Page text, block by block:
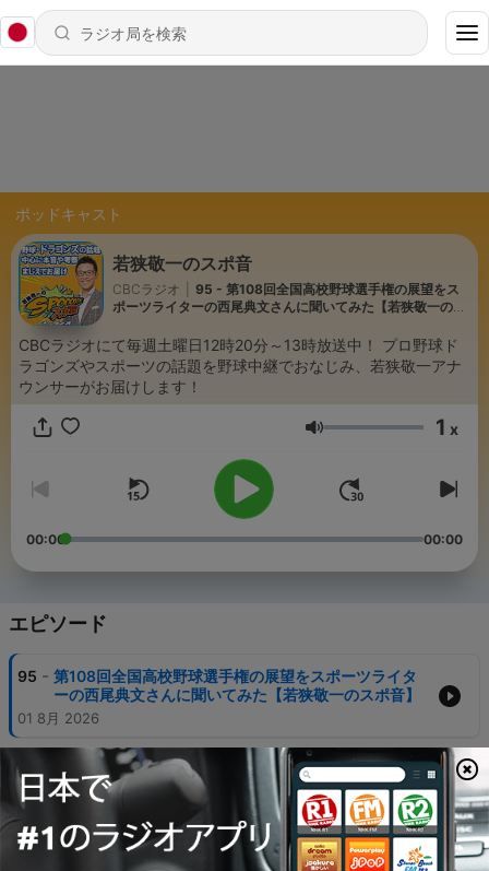
ポッドキャスト
若狭敬一のスポ音
CBCラジオ
95 - 第108回全国高校野球選手権の展望をス
ポーツライターの西尾典文さんに聞いてみた【若狭敬一のス
CBCラジオにて毎週土曜日12時20分～13時放送中！ プロ野球ド
ラゴンズやスポーツの話題を野球中継でおなじみ、若狭敬一アナ
ウンサーがお届けします！
音量 1 x
00:00 00:00
エピソード
95 - 第108回全国高校野球選手権の展望をスポーツライタ
ーの西尾典文さんに聞いてみた【若狭敬一のスポ音】
01 8月 2026
トップ選手になるために必要なことをドラゴンズ涌井
秀章投手にも聞いてみた【若狭敬一のスポ音】
25 7月 2026
93 - 選手、監督として 日本代表になった井端弘和さんにト
ップ選手、 強いチームになるために必要なことを聞い